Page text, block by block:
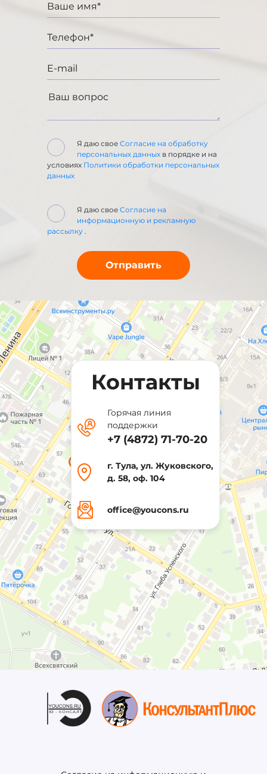
Я даю свое Согласие на обработку
персональных данных в порядке и на
условиях Политики обработки персональных
данных
Я даю свое Согласие на
информационную и рекламную
рассылку .
Контакты
Горячая линия
поддержки
+7 (4872) 71-70-20
г. Тула, ул. Жуковского,
д. 58, оф. 104
office@youcons.ru